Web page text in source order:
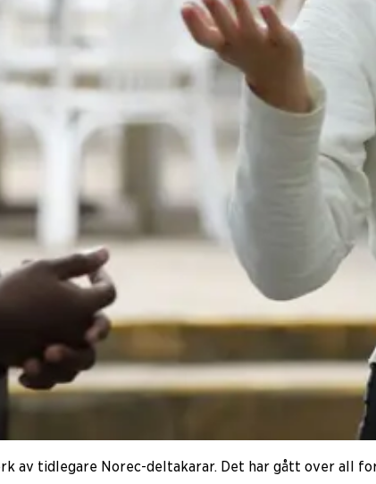
av tidlegare Norec-deltakarar. Det har gått over all